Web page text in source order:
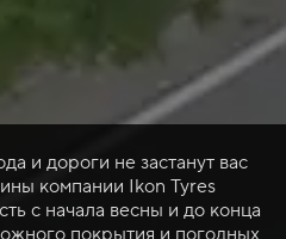
и дороги не застанут вас
компании Ikon Tyres
с начала весны и до конца